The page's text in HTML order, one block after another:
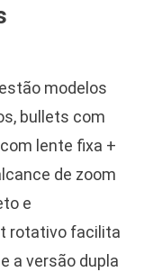
modelos
bullets com
lente fixa +
de zoom
e
rotativo facilita
a versão dupla